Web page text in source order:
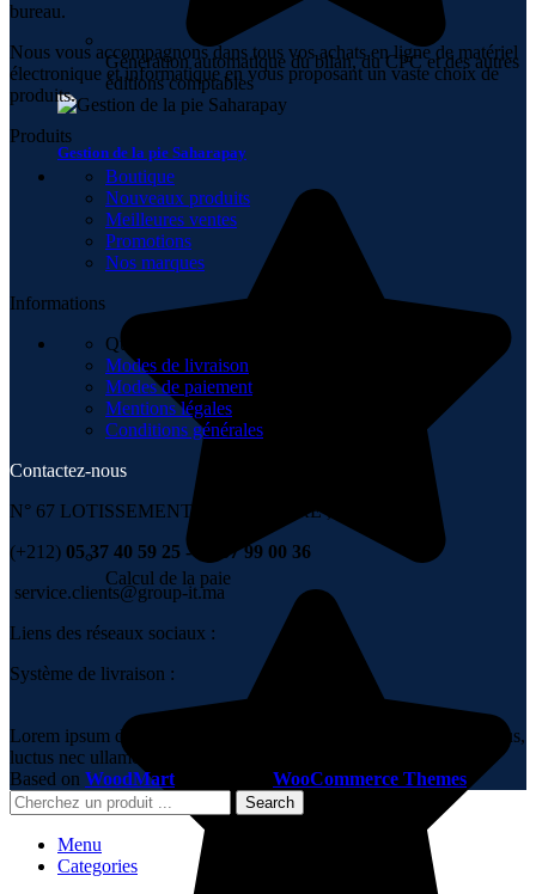
Génération automatique du bilan, du CPC et des autres
éditions comptables
Gestion de la pie Saharapay
Calcul de la paie
bureau.
Nous vous accompagnons dans tous vos achats en ligne de matériel
électronique et informatique en vous proposant un vaste choix de
produits.
Produits
Boutique
Nouveaux produits
Meilleures ventes
Promotions
Nos marques
Informations
Qui sommes-nous
Modes de livraison
Modes de paiement
Mentions légales
Conditions générales
Contactez-nous
N° 67 LOTISSEMENT 6 NOVEMBRE , TÉMARA
(+212) 05 37 40 59 25 - 06 67 99 00 36
service.clients@group-it.ma
Liens des réseaux sociaux :
Système de livraison :
Lorem ipsum dolor sit amet, consectetur adipiscing elit. Ut elit tellus,
luctus nec ullamcorper mattis, pulvinar dapibus leo.
Based on WoodMart WooCommerce Themes
Search
Menu
Categories